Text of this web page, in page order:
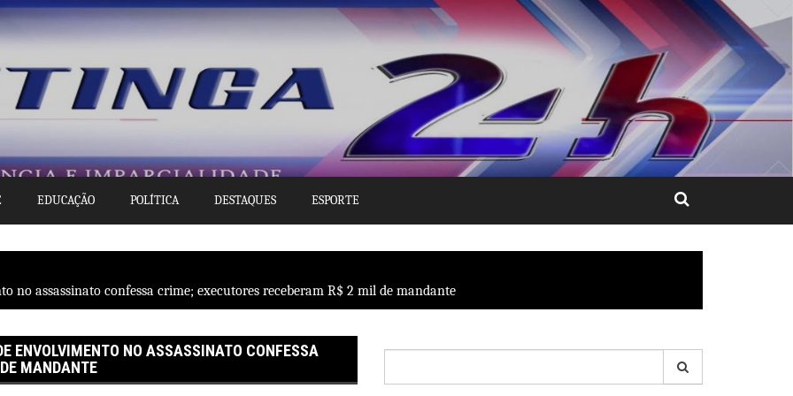
EDUCAÇÃO POLÍTICA DESTAQUES ESPORTE
no assassinato confessa crime; executores receberam R$ 2 mil de mandante
ENVOLVIMENTO NO ASSASSINATO CONFESSA
MANDANTE
por: